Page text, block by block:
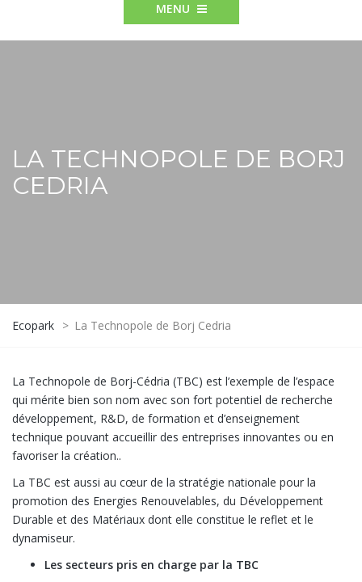
MENU
LA TECHNOPOLE DE BORJ
CEDRIA
Ecopark > La Technopole de Borj Cedria
La Technopole de Borj-Cédria (TBC) est l’exemple de l’espace
qui mérite bien son nom avec son fort potentiel de recherche
développement, R&D, de formation et d’enseignement
technique pouvant accueillir des entreprises innovantes ou en
favoriser la création..
La TBC est aussi au cœur de la stratégie nationale pour la
promotion des Energies Renouvelables, du Développement
Durable et des Matériaux dont elle constitue le reflet et le
dynamiseur.
Les secteurs pris en charge par la TBC